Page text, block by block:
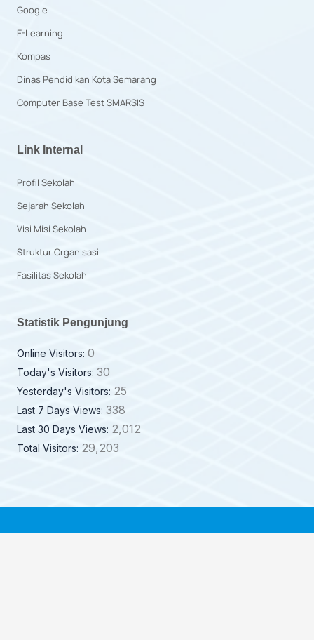
Google
E-Learning
Kompas
Dinas Pendidikan Kota Semarang
Computer Base Test SMARSIS
Link Internal
Profil Sekolah
Sejarah Sekolah
Visi Misi Sekolah
Struktur Organisasi
Fasilitas Sekolah
Statistik Pengunjung
Online Visitors: 0
Today's Visitors: 30
Yesterday's Visitors: 25
Last 7 Days Views: 338
Last 30 Days Views: 2,012
Total Visitors: 29,203